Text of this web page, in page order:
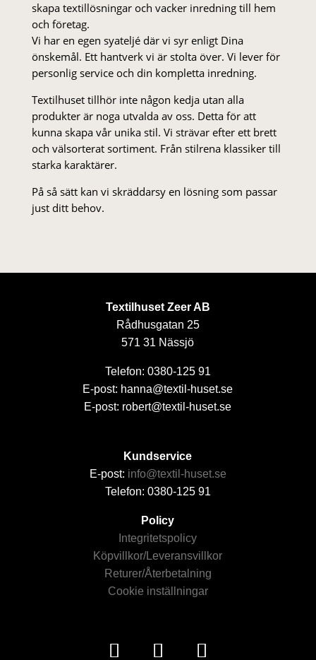
skapa textillösningar och vacker inredning till hem
och företag.
Vi har en egen syateljé där vi syr enligt Dina
önskemål. Ett hantverk vi är stolta över. Vi lever för
personlig service och din kompletta inredning.
Textilhuset tillhör inte någon kedja utan alla
produkter är noga utvalda av oss. Detta för att
kunna skapa vår unika stil. Vi strä­var efter ett brett
och välsorterat sor­ti­ment. Från stil­rena klas­siker till
starka karaktärer.
På så sätt kan vi skräddarsy en lösning som passar
just ditt behov.
Textilhuset Zeer AB
Rådhusgatan 25
571 31 Nässjö
Telefon: 0380-125 91
E-post: hanna@textil-huset.se
E-post: robert@textil-huset.se
Kundservice
E-post: info@textil-huset.se
Telefon: 0380-125 91
Policy
Integritetspolicy
Köpvillkor/Leveransvillkor
Returer/Återbetalning
Cookie inställningar